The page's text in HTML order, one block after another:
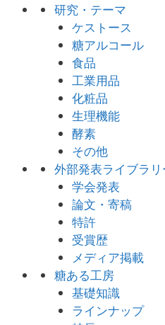
研究・テーマ
ケストース
糖アルコール
食品
工業用品
化粧品
生理機能
酵素
その他
外部発表ライブラリ
学会発表
論文・寄稿
特許
受賞歴
メディア掲載
糖ある工房
基礎知識
ラインナップ